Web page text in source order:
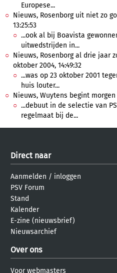
Europese...
Nieuws, Rosenborg uit niet zo
13:25:53
...ook al bij Boavista
uitwedstrijden in...
Nieuws, Rosenborg al drie jaar
oktober 2004, 14:49:32
...was op 23 oktober 2001
huis louter...
Nieuws, Wuytens begint morgen
...debuut in de selectie van
regelmaat bij de...
Direct naar
Aanmelden / inloggen
PSV Forum
Stand
Kalender
E-zine (nieuwsbrief)
Nieuwsarchief
Over ons
Voor webmasters